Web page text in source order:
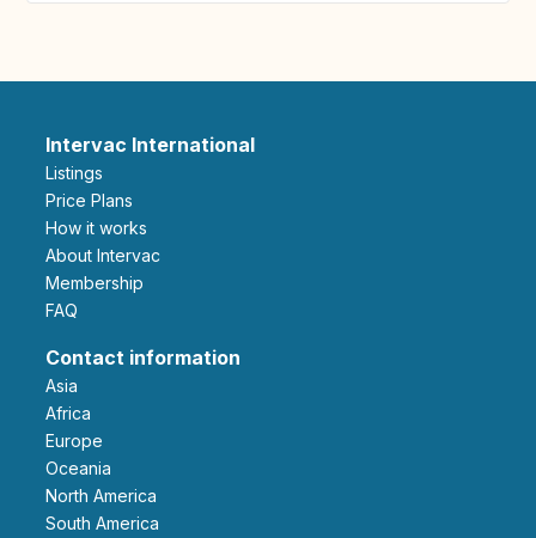
Intervac International
Listings
Price Plans
How it works
About Intervac
Membership
FAQ
Contact information
Asia
Africa
Europe
Oceania
North America
South America